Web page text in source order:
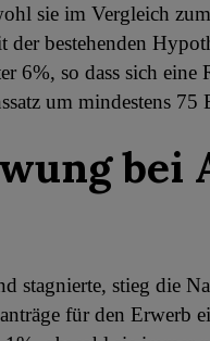
sie im Vergleich
bestehenden
6%, so dass sich eine
um mindestens 75
bei
stagnierte, stieg die
für den Erwerb